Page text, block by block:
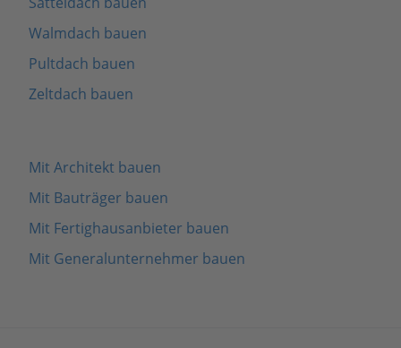
Walmdach bauen
Pultdach bauen
Zeltdach bauen
Mit Architekt bauen
Mit Bauträger bauen
Mit Fertighausanbieter bauen
Mit Generalunternehmer bauen